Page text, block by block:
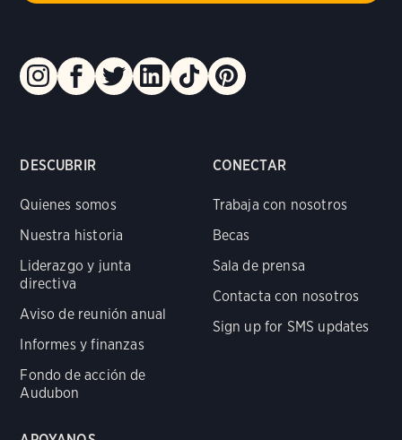
DESCUBRIR
Quienes somos
Nuestra historia
Liderazgo y junta
directiva
Aviso de reunión anual
Informes y finanzas
Fondo de acción de
Audubon
CONECTAR
Trabaja con nosotros
Becas
Sala de prensa
Contacta con nosotros
Sign up for SMS updates